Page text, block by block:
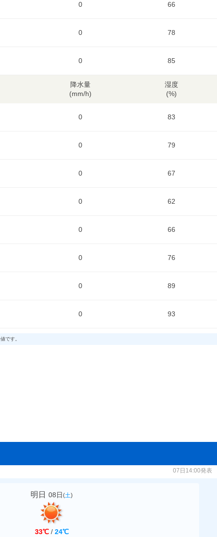
0 66
0 78
0 85
降水量
(mm/h)
湿度
(%)
0 83
0 79
0 67
0 62
0 66
0 76
0 89
0 93
です。
07日14:00発表
明日 08日(土)
33℃ / 24℃